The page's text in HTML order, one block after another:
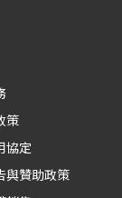
策
協定
與贊助政策